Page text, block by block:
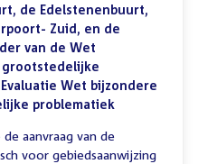
de Edelstenenbuurt,
Zuid, en de
van de Wet
grootstedelijke
Wet bijzondere
problematiek
aanvraag van de
voor gebiedsaanwijzing